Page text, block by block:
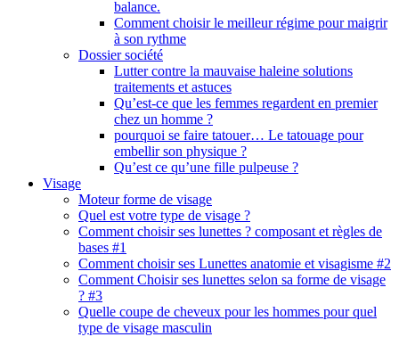
balance.
Comment choisir le meilleur régime pour maigrir
à son rythme
Dossier société
Lutter contre la mauvaise haleine solutions
traitements et astuces
Qu’est-ce que les femmes regardent en premier
chez un homme ?
pourquoi se faire tatouer… Le tatouage pour
embellir son physique ?
Qu’est ce qu’une fille pulpeuse ?
Visage
Moteur forme de visage
Quel est votre type de visage ?
Comment choisir ses lunettes ? composant et règles de
bases #1
Comment choisir ses Lunettes anatomie et visagisme #2
Comment Choisir ses lunettes selon sa forme de visage
? #3
Quelle coupe de cheveux pour les hommes pour quel
type de visage masculin